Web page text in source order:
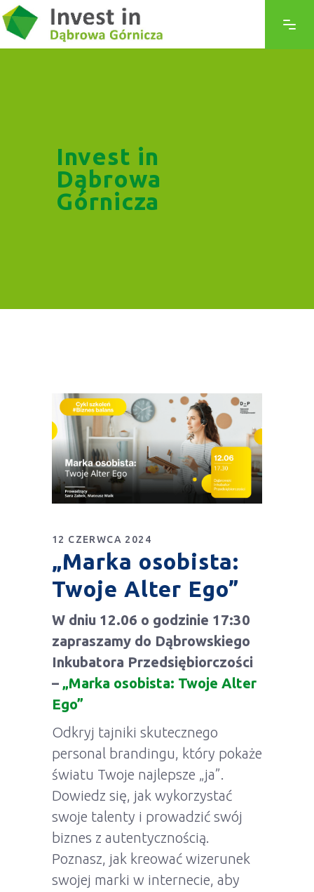
Invest in
Dąbrowa
Górnicza
12 CZERWCA 2024
„Marka osobista:
Twoje Alter Ego”
W dniu 12.06 o godzinie 17:30
zapraszamy do Dąbrowskiego
Inkubatora Przedsiębiorczości
– „Marka osobista: Twoje Alter
Ego”
Odkryj tajniki skutecznego
personal brandingu, który pokaże
światu Twoje najlepsze „ja”.
Dowiedz się, jak wykorzystać
swoje talenty i prowadzić swój
biznes z autentycznością.
Poznasz, jak kreować wizerunek
swojej marki w internecie, aby